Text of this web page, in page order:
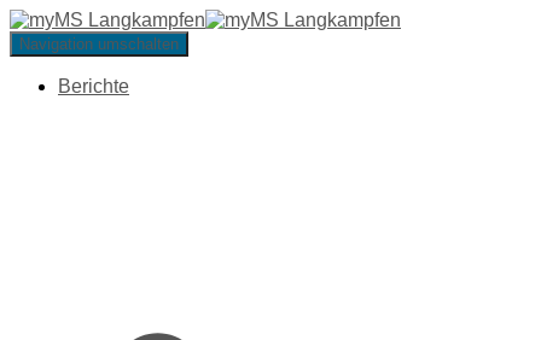
Navigation umschalten
Berichte